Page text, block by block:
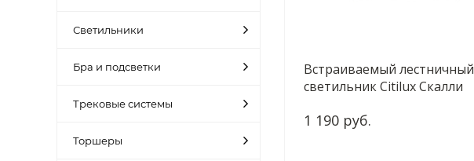
Светильники
Бра и подсветки
Трековые системы
Торшеры
Встраиваемый лестничный
светильник Citilux Скалли
1 190 руб.